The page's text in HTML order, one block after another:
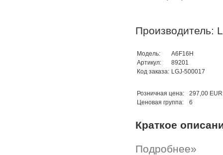
Производитель:
Модель:
A6F16H
Артикул:
89201
Код заказа: LGJ-500017
Розничная цена:
297,00 EUR
Ценовая группа:
6
Краткое
Подробнее»